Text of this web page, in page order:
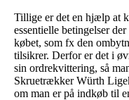
Tillige er det en hjælp at
essentielle betingelser
købet, som fx den
tilsikrer. Derfor er det i
sin ordrekvittering, så
Skruetrækker Würth
om man er på indkøb til